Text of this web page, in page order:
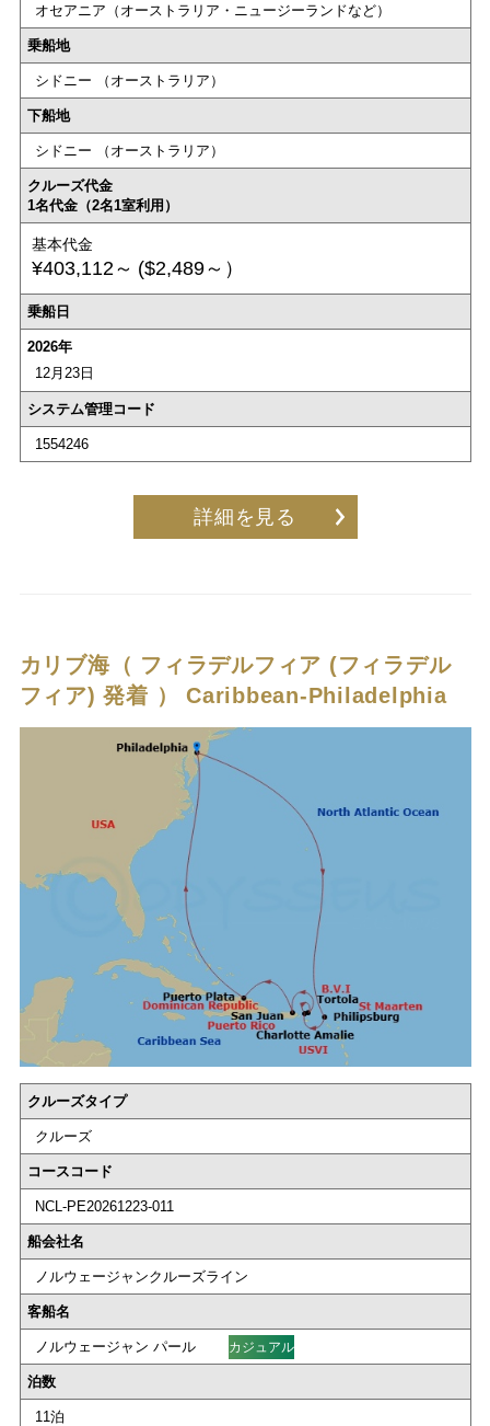
オセアニア（オーストラリア・ニュージーランドなど）
乗船地
シドニー （オーストラリア）
下船地
シドニー （オーストラリア）
クルーズ代金
1名代金（2名1室利用）
基本代金
¥403,112～ ($2,489～）
乗船日
2026年
12月23日
システム管理コード
1554246
詳細を見る
カリブ海（ フィラデルフィア (フィラデル
フィア) 発着 ） Caribbean-Philadelphia
クルーズタイプ
クルーズ
コースコード
NCL-PE20261223-011
船会社名
ノルウェージャンクルーズライン
客船名
ノルウェージャン パール カジュアル
泊数
11泊